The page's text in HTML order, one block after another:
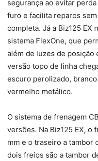
segurança ao evitar
furo e facilita reparos
completa. Já a Biz125 EX
sistema FlexOne, que
além de luzes de posição
versão topo de linha
escuro perolizado,
vermelho metálico.
O sistema de frenagem
versões. Na Biz125 EX, o
mm e o traseiro a tambor
dois freios são a tambor